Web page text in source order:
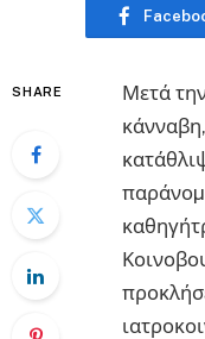
SHARE
Μετά